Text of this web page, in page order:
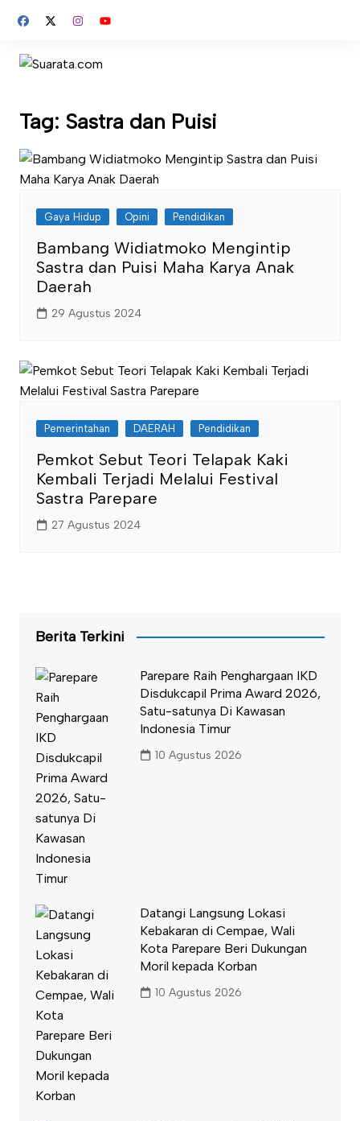
Tag: Sastra dan Puisi
Gaya Hidup Opini Pendidikan
Bambang Widiatmoko Mengintip
Sastra dan Puisi Maha Karya Anak
Daerah
29 Agustus 2024
Pemerintahan DAERAH Pendidikan
Pemkot Sebut Teori Telapak Kaki
Kembali Terjadi Melalui Festival
Sastra Parepare
27 Agustus 2024
Berita Terkini
Parepare Raih Penghargaan IKD
Disdukcapil Prima Award 2026,
Satu-satunya Di Kawasan
Indonesia Timur
10 Agustus 2026
Datangi Langsung Lokasi
Kebakaran di Cempae, Wali
Kota Parepare Beri Dukungan
Moril kepada Korban
10 Agustus 2026